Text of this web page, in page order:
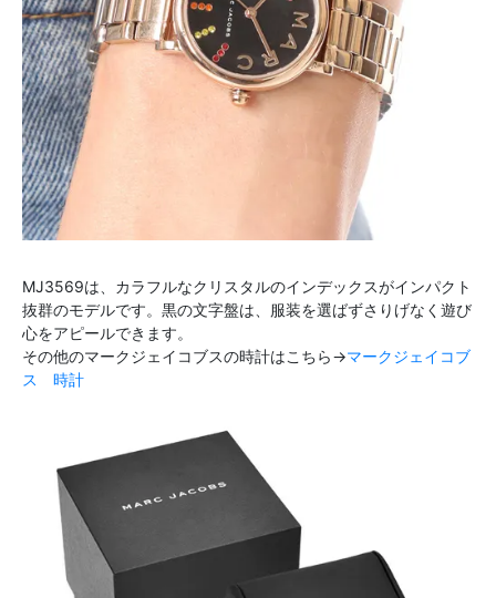
MJ3569は、カラフルなクリスタルのインデックスがインパクト
抜群のモデルです。黒の文字盤は、服装を選ばずさりげなく遊び
心をアピールできます。
その他のマークジェイコブスの時計はこちら→マークジェイコブ
ス 時計